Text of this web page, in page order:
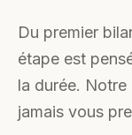
Du premier
étape est
la durée.
jamais vous